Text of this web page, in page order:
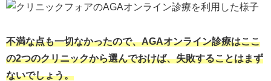
不満な点も一切なかったので、AGAオンライン診療はここ
の2つのクリニックから選んでおけば、失敗することはまず
ないでしょう。